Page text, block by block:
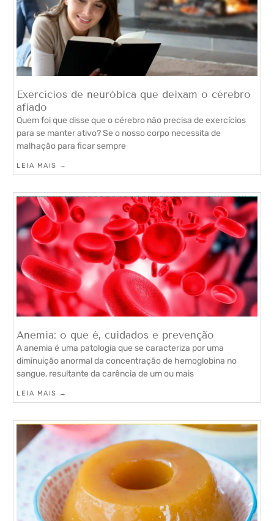
Exercícios de neuróbica que deixam o cérebro
afiado
Quem foi que disse que o cérebro não precisa de exercícios
para se manter ativo? Se o nosso corpo necessita de
malhação para ficar sempre
LEIA MAIS →
Anemia: o que é, cuidados e prevenção
A anemia é uma patologia que se caracteriza por uma
diminuição anormal da concentração de hemoglobina no
sangue, resultante da carência de um ou mais
LEIA MAIS →